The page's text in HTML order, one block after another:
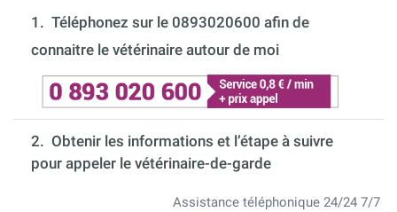
1. Téléphonez sur le 0893020600 afin de
connaitre le vétérinaire autour de moi
2. Obtenir les informations et l’étape à suivre
pour appeler le vétérinaire-de-garde
Assistance téléphonique 24/24 7/7